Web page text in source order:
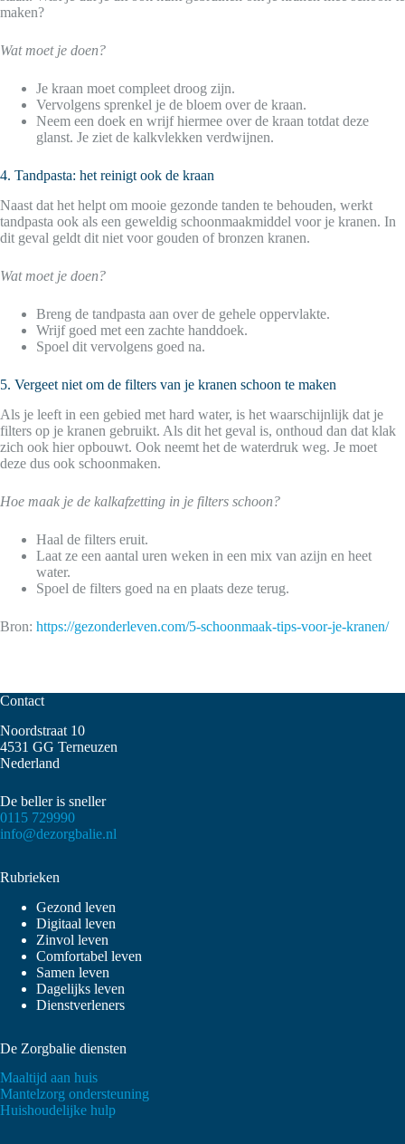
maken?
Wat moet je doen?
Je kraan moet compleet droog zijn.
Vervolgens sprenkel je de bloem over de kraan.
Neem een doek en wrijf hiermee over de kraan totdat deze
glanst. Je ziet de kalkvlekken verdwijnen.
4. Tandpasta: het reinigt ook de kraan
Naast dat het helpt om mooie gezonde tanden te behouden, werkt
tandpasta ook als een geweldig schoonmaakmiddel voor je kranen. In
dit geval geldt dit niet voor gouden of bronzen kranen.
Wat moet je doen?
Breng de tandpasta aan over de gehele oppervlakte.
Wrijf goed met een zachte handdoek.
Spoel dit vervolgens goed na.
5. Vergeet niet om de filters van je kranen schoon te maken
Als je leeft in een gebied met hard water, is het waarschijnlijk dat je
filters op je kranen gebruikt. Als dit het geval is, onthoud dan dat klak
zich ook hier opbouwt. Ook neemt het de waterdruk weg. Je moet
deze dus ook schoonmaken.
Hoe maak je de kalkafzetting in je filters schoon?
Haal de filters eruit.
Laat ze een aantal uren weken in een mix van azijn en heet
water.
Spoel de filters goed na en plaats deze terug.
Bron: https://gezonderleven.com/5-schoonmaak-tips-voor-je-kranen/
Contact
Noordstraat 10
4531 GG Terneuzen
Nederland
De beller is sneller
0115 729990
info@dezorgbalie.nl
Rubrieken
Gezond leven
Digitaal leven
Zinvol leven
Comfortabel leven
Samen leven
Dagelijks leven
Dienstverleners
De Zorgbalie diensten
Maaltijd aan huis
Mantelzorg ondersteuning
Huishoudelijke hulp